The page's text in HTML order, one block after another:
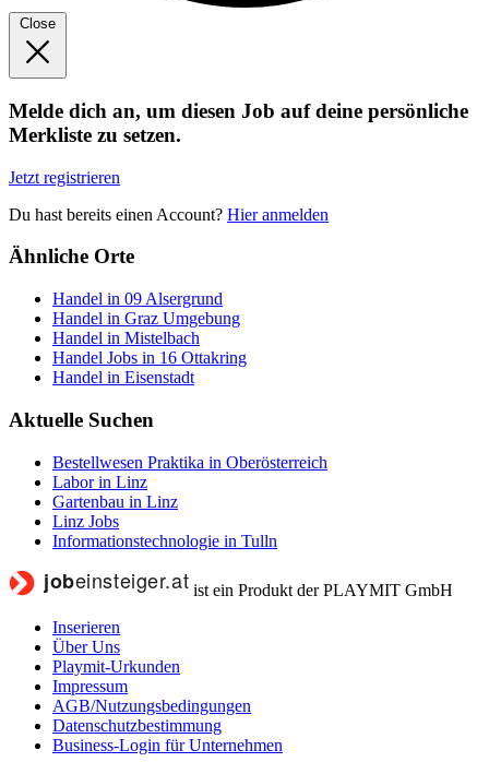
Close
Melde dich an, um diesen Job auf deine persönliche
Merkliste zu setzen.
Jetzt registrieren
Du hast bereits einen Account? Hier anmelden
Ähnliche Orte
Handel in 09 Alsergrund
Handel in Graz Umgebung
Handel in Mistelbach
Handel Jobs in 16 Ottakring
Handel in Eisenstadt
Aktuelle Suchen
Bestellwesen Praktika in Oberösterreich
Labor in Linz
Gartenbau in Linz
Linz Jobs
Informationstechnologie in Tulln
ist ein Produkt der PLAYMIT GmbH
Inserieren
Über Uns
Playmit-Urkunden
Impressum
AGB/Nutzungsbedingungen
Datenschutzbestimmung
Business-Login für Unternehmen